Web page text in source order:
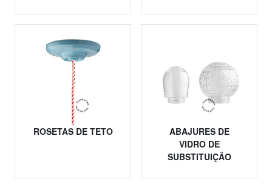
ROSETAS DE TETO
ABAJURES DE
VIDRO DE
SUBSTITUIÇÃO